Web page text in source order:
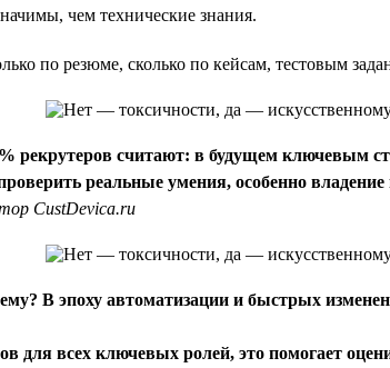
чем технические знания.
по резюме, сколько по кейсам, тестовым
рекрутеров считают: в будущем ключевым
реальные умения, особенно владение
CustDevica.ru
В эпоху автоматизации и быстрых
всех ключевых ролей, это помогает